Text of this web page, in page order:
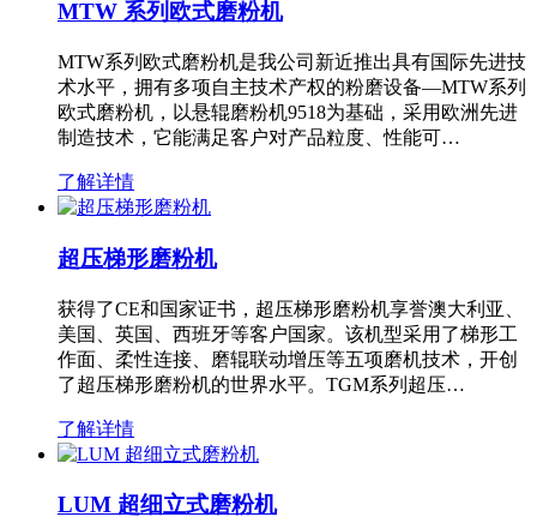
MTW 系列欧式磨粉机
MTW系列欧式磨粉机是我公司新近推出具有国际先进技
术水平，拥有多项自主技术产权的粉磨设备—MTW系列
欧式磨粉机，以悬辊磨粉机9518为基础，采用欧洲先进
制造技术，它能满足客户对产品粒度、性能可…
了解详情
超压梯形磨粉机
获得了CE和国家证书，超压梯形磨粉机享誉澳大利亚、
美国、英国、西班牙等客户国家。该机型采用了梯形工
作面、柔性连接、磨辊联动增压等五项磨机技术，开创
了超压梯形磨粉机的世界水平。TGM系列超压…
了解详情
LUM 超细立式磨粉机